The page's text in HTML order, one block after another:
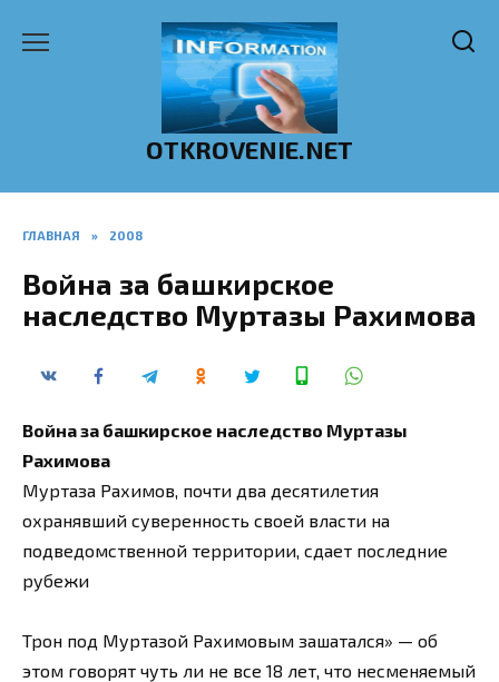
OTKROVENIE.NET
ГЛАВНАЯ » 2008
Война за башкирское
наследство Муртазы Рахимова
Война за башкирское наследство Муртазы
Рахимова
Муртаза Рахимов, почти два десятилетия
охранявший суверенность своей власти на
подведомственной территории, сдает последние
рубежи
Трон под Муртазой Рахимовым зашатался» — об
этом говорят чуть ли не все 18 лет, что несменяемый